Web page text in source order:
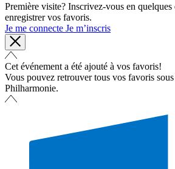
Première visite? Inscrivez-vous en quelques
enregistrer vos favoris.
Je me connecte Je m’inscris
Cet événement a été ajouté à vos favoris!
Vous pouvez retrouver tous vos favoris
Philharmonie.